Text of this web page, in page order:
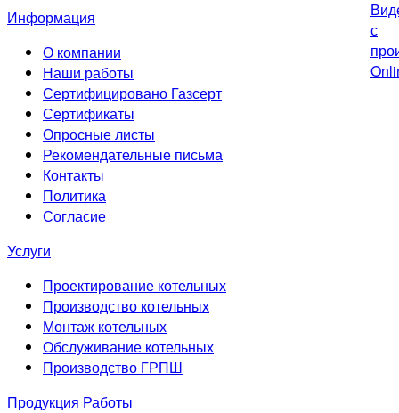
Информация
О компании
Наши работы
Сертифицировано Газсерт
Сертификаты
Опросные листы
Рекомендательные письма
Контакты
Политика
Согласие
Услуги
Проектирование котельных
Производство котельных
Монтаж котельных
Обслуживание котельных
Производство ГРПШ
Продукция Работы